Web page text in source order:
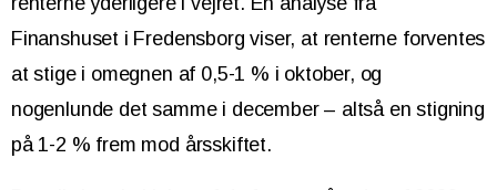
Finanshuset i Fredensborg viser, at renterne forventes
at stige i omegnen af 0,5-1 % i oktober, og
nogenlunde det samme i december – altså en stigning
på 1-2 % frem mod årsskiftet.